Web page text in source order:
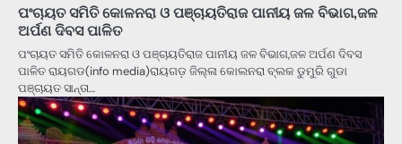
ପଂଚାୟତ ସମିତି କୋଳନରା ଓ ପଞ୍ଚାୟତିରାଜ ପାନୀୟ ଜଳ ବିଭାଗ,ଜଳ
ଅର୍ପଣ ଦିବସ ପାଳିତ
ପଂଚାୟତ ସମିତି କୋଳନରା ଓ ପଞ୍ଚାୟତିରାଜ ପାନୀୟ ଜଳ ବିଭାଗ,ଜଳ ଅର୍ପଣ ଦିବସ
ପାଳିତ ରାୟଗଡ(info media)ରାୟଗଡ଼ ଜିଲ୍ଳା କୋଲନରା ବ୍ଲକ ଡୁମୁରି ଗୁଡା
ପଞ୍ଚାୟତ ସାନ୍ତା…